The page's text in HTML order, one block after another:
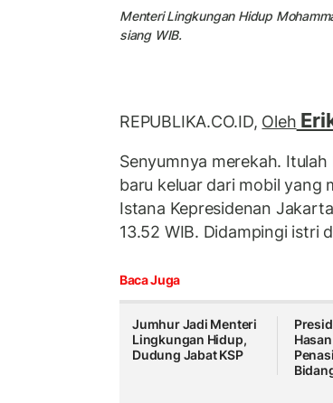
Menteri Lingkungan Hidup
siang WIB.
REPUBLIKA.CO.ID, Oleh
Senyumnya merekah.
baru keluar dari mobil yang
Istana Kepresidenan
13.52 WIB. Didampingi istri
Baca Juga
Jumhur Jadi Menteri
Lingkungan Hidup,
Dudung Jabat KSP